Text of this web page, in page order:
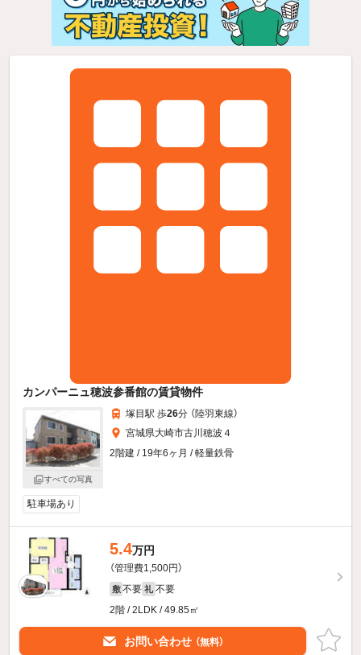
カンパーニュ穂波参番館の賃貸物件
すべての写真
塚目駅 歩26分 （陸羽東線）
宮城県大崎市古川穂波４
2階建 / 19年6ヶ月 / 軽量鉄骨
駐車場あり
5.4万円
（管理費1,500円）
敷 不要 礼 不要
2階 / 2LDK / 49.85㎡
お問い合わせ （無料）